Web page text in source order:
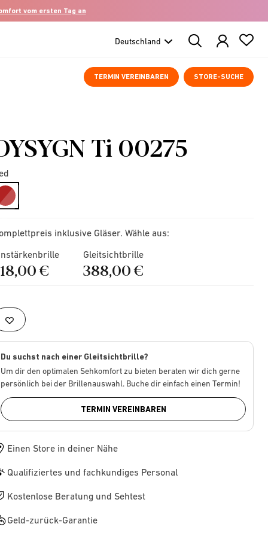
vom ersten Tag an
Search
Products
TERMIN VEREINBAREN STORE-SUCHE
Ti 00275
selected
inklusive Gläser. Wähle aus:
€
Gleitsichtbrille
388,00 €
Du suchst nach einer Gleitsichtbrille?
Um dir den optimalen Sehkomfort zu bieten beraten wir dich gerne
persönlich bei der Brillenauswahl. Buche dir einfach einen Termin!
TERMIN VEREINBAREN
Einen Store in deiner Nähe
Qualifiziertes und fachkundiges Personal
Kostenlose Beratung und Sehtest
Geld-zurück-Garantie